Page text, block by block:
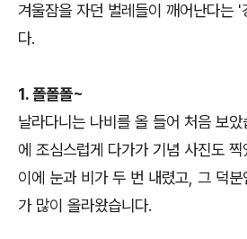
겨울잠을 자던 벌레들이 깨어난다는 '
다.
1. 폴폴폴~
날라다니는 나비를 올 들어 처음 보
에 조심스럽게 다가가 기념 사진도
이에 눈과 비가 두 번 내렸고, 그 덕
가 많이 올라왔습니다.